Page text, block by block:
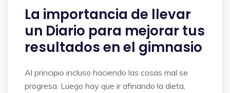
La importancia de llevar
un Diario para mejorar tus
resultados en el gimnasio
Al principio incluso haciendo las cosas mal se
progresa. Luego hay que ir afinando la dieta,